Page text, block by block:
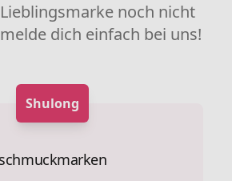
noch nicht
dich einfach bei uns!
Shulong
schmuckmarken